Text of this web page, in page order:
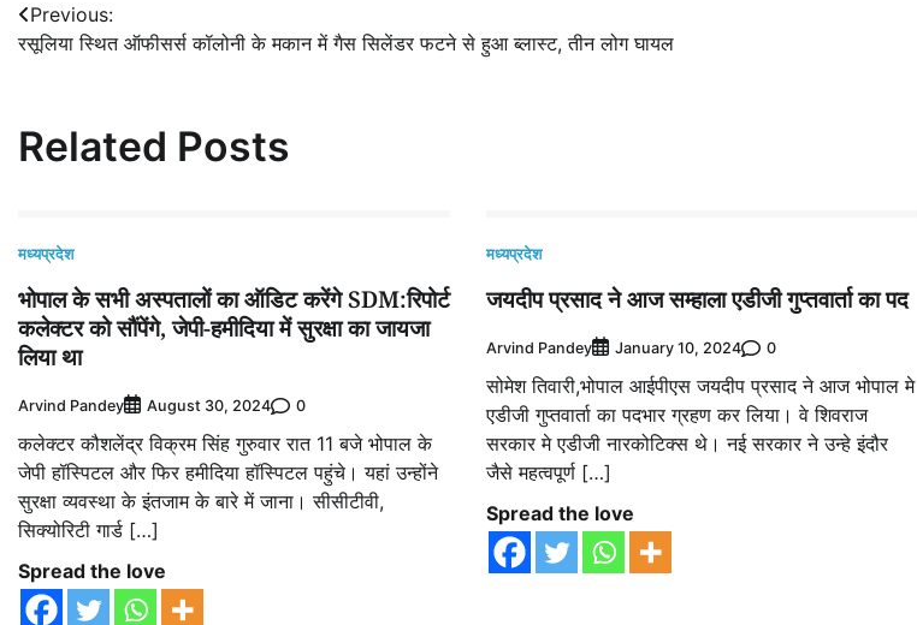
Post
navigation
Previous:
रसूलिया स्थित ऑफीसर्स कॉलोनी के मकान में गैस सिलेंडर फटने से हुआ ब्लास्ट, तीन लोग घायल
Related Posts
मध्यप्रदेश
भोपाल के सभी अस्पतालों का ऑडिट करेंगे SDM:रिपोर्ट
कलेक्टर को सौंपेंगे, जेपी-हमीदिया में सुरक्षा का जायजा
लिया था
Arvind Pandey August 30, 2024 0
कलेक्टर कौशलेंद्र विक्रम सिंह गुरुवार रात 11 बजे भोपाल के
जेपी हॉस्पिटल और फिर हमीदिया हॉस्पिटल पहुंचे। यहां उन्होंने
सुरक्षा व्यवस्था के इंतजाम के बारे में जाना। सीसीटीवी,
सिक्योरिटी गार्ड […]
Spread the love
मध्यप्रदेश
जयदीप प्रसाद ने आज सम्हाला एडीजी गुप्तवार्ता का पद
Arvind Pandey January 10, 2024 0
सोमेश तिवारी,भोपाल आईपीएस जयदीप प्रसाद ने आज भोपाल मे
एडीजी गुप्तवार्ता का पदभार ग्रहण कर लिया। वे शिवराज
सरकार मे एडीजी नारकोटिक्स थे। नई सरकार ने उन्हे इंदौर
जैसे महत्वपूर्ण […]
Spread the love